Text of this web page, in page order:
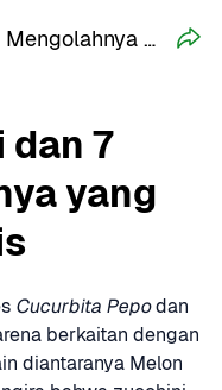
7
yang
Cucurbita Pepo dan
berkaitan dengan
diantaranya Melon
Apa itu Zucchini dan 7 Cara Mengolahnya yang Enak dan Praktis